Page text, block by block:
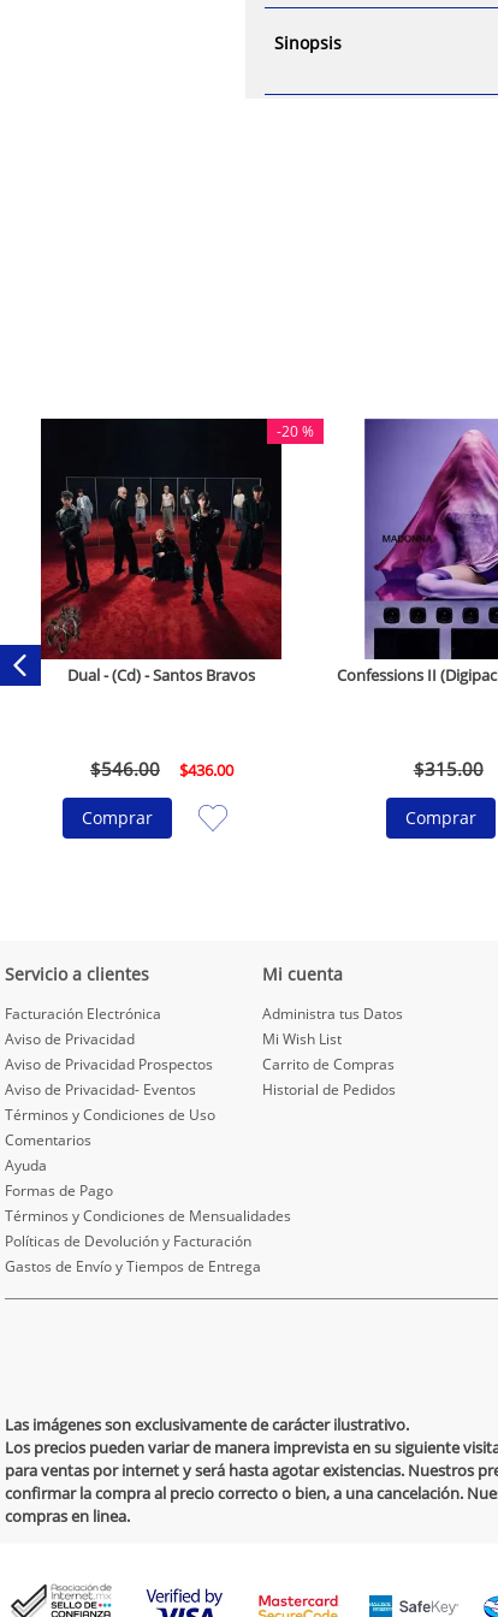
Sinopsis
-20 %
Dual - (Cd) - Santos Bravos
$546.00 $436.00
Comprar
Confessions II
$315.00
Comprar
Servicio a clientes
Facturación Electrónica
Aviso de Privacidad
Aviso de Privacidad Prospectos
Aviso de Privacidad- Eventos
Términos y Condiciones de Uso
Comentarios
Ayuda
Formas de Pago
Términos y Condiciones de Mensualidades
Políticas de Devolución y Facturación
Gastos de Envío y Tiempos de Entrega
Mi cuenta
Administra tus Datos
Mi Wish List
Carrito de Compras
Historial de Pedidos
Las imágenes son exclusivamente de carácter ilustrativo.
Los precios pueden variar de manera imprevista en su siguiente
para ventas por internet y será hasta agotar existencias. Nuestros
confirmar la compra al precio correcto o bien, a una cancelación.
compras en linea.